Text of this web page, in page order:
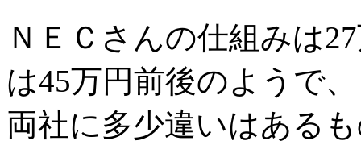
ＮＥＣさんの仕組みは
は45万円前後のようで、
両社に多少違いはある